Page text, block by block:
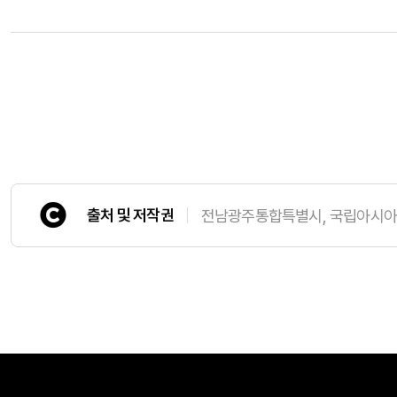
출처 및 저작권 전남광주통합특별시, 국립아시